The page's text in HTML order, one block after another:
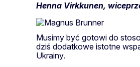
Henna Virkkunen,
Musimy być gotowi do
dziś dodatkowe istotne
Ukrainy.